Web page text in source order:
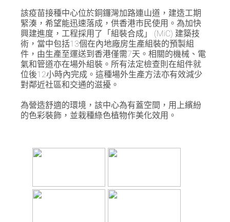
該疫苗接種中心位於銅鑼灣加路連山道，建造工期
緊湊，希望能迅速落成，供香港市民使用。為加快
興建進度，工程採用了「組裝合成」 (MiC) 建築技
術，當中包括13個在內地廠房生產組裝的預製組
件，由生產至運送到香港僅需7天。相關的機械、電
氣和管道亦在場外組裝。所有法定檢查則在組件就
位後12小時內完成。這種場外生產方法亦有效減少
對鄰近社區和交通的滋擾。
為營造舒適的環境，該中心為有蓋空間，用上繽紛
的色彩裝飾，並栽種綠色植物作美化效用。